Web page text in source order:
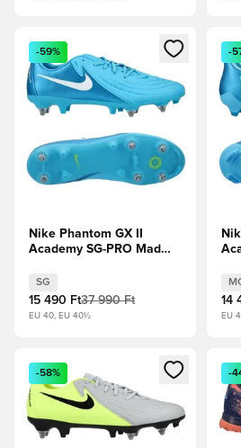
Megnyit egy modált a
-59%
Nike Phantom GX II
Academy SG-PRO Mad
Fury/Fehér
SG
15 490 Ft37 990 Ft
EU 40, EU 40½
-
14
EU
Megnyit egy modált a
-58% -